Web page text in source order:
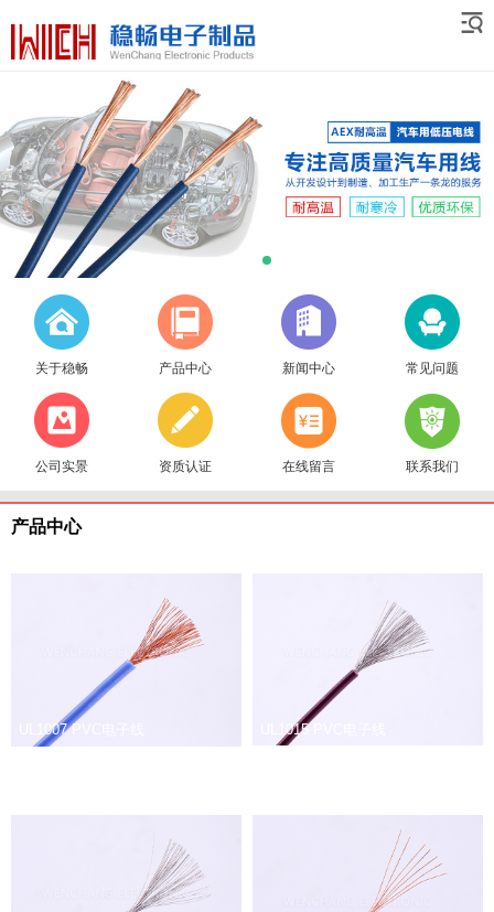
关于稳畅 产品中心 新闻中心 常见问题
公司实景 资质认证 在线留言 联系我们
产品中心
UL1007 PVC电子线 UL1015 PVC电子线